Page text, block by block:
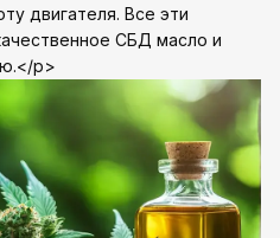
двигателя. Все эти
СБД масло и
p>